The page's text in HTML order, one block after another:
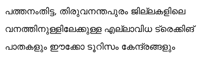
പത്തനംതിട്ട, തിരുവനന്തപുരം ജില്ലകളിലെ
വനത്തിനുള്ളിലേക്കുള്ള എല്ലാവിധ ട്രെക്കിങ്
പാതകളും ഈക്കോ ടൂറിസം കേന്ദ്രങ്ങളും